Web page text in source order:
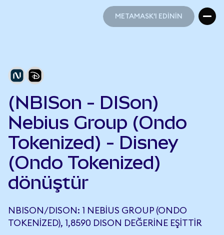
METAMASK'I EDİNİN
(NBISon - DISon)
Nebius Group (Ondo
Tokenized) - Disney
(Ondo Tokenized)
dönüştür
NBISON/DISON: 1 NEBIUS GROUP (ONDO
TOKENIZED), 1,8590 DISON DEĞERINE EŞITTIR